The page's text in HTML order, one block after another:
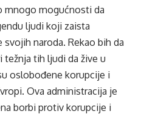
mnogo mogućnosti da
ljudi koji zaista
svojih naroda. Rekao bih da
težnja tih ljudi da žive u
oslobođene korupcije i
Ova administracija je
borbi protiv korupcije i